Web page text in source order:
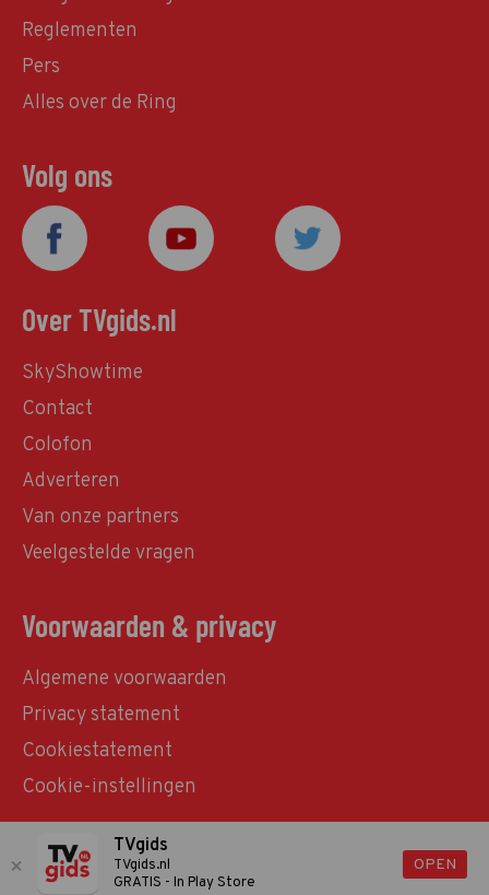
Reglementen
Pers
Alles over de Ring
Volg ons
Over TVgids.nl
SkyShowtime
Contact
Colofon
Adverteren
Van onze partners
Veelgestelde vragen
Voorwaarden & privacy
Algemene voorwaarden
Privacy statement
Cookiestatement
Cookie-instellingen
© TVgids.nl 2026 - All rights reserved. No text and
datamining.
TVgids
TVgids.nl
GRATIS - In Play Store
OPEN